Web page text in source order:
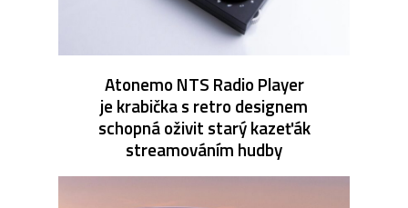
Atonemo NTS Radio Player
je krabička s retro designem
schopná oživit starý kazeťák
streamováním hudby